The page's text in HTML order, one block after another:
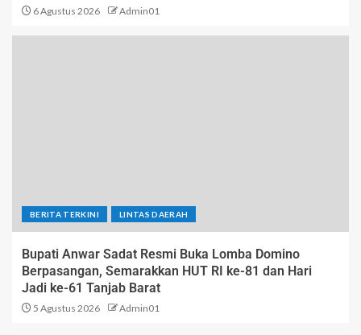
6 Agustus 2026 Admin01
BERITA TERKINI LINTAS DAERAH
Bupati Anwar Sadat Resmi Buka Lomba Domino
Berpasangan, Semarakkan HUT RI ke-81 dan Hari
Jadi ke-61 Tanjab Barat
5 Agustus 2026 Admin01